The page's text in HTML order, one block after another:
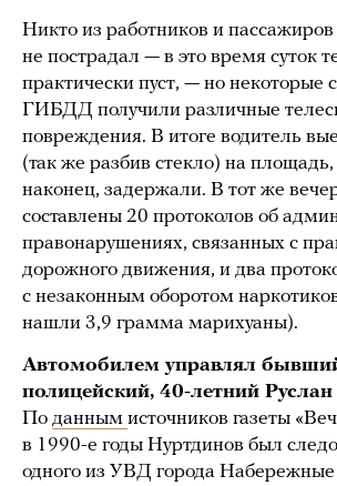
Никто из работников и пассажиров
не пострадал — в это время суток
практически пуст, — но некоторые
ГИБДД получили различные
повреждения. В итоге водитель
(так же разбив стекло) на площадь,
наконец, задержали. В тот же
составлены 20 протоколов об
правонарушениях, связанных с
дорожного движения, и два
с незаконным оборотом
нашли 3,9 грамма марихуаны).
Автомобилем управлял
полицейский, 40-летний
По данным источников газеты
в 1990-е годы Нуртдинов был
одного из УВД города